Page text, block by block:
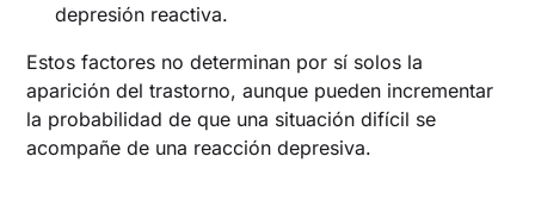
depresión reactiva.
Estos factores no determinan por sí solos la
aparición del trastorno, aunque pueden incrementar
la probabilidad de que una situación difícil se
acompañe de una reacción depresiva.